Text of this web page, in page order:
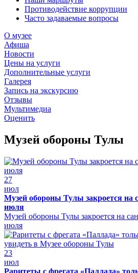
Противодействие коррупции
Часто задаваемые вопросы
О музее
Афиша
Новости
Цены на услуги
Дополнительные услуги
Галерея
Запись на экскурсию
Отзывы
Мультимедиа
Оценить
Музей обороны Тулы
27
июл
Музей обороны Тулы закроется на
июля
Музей обороны Тулы закроется на
июля
23
июл
Раритеты с фрегата «Паллада»